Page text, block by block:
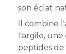
son éclat
Il combine
l'argile,
peptides